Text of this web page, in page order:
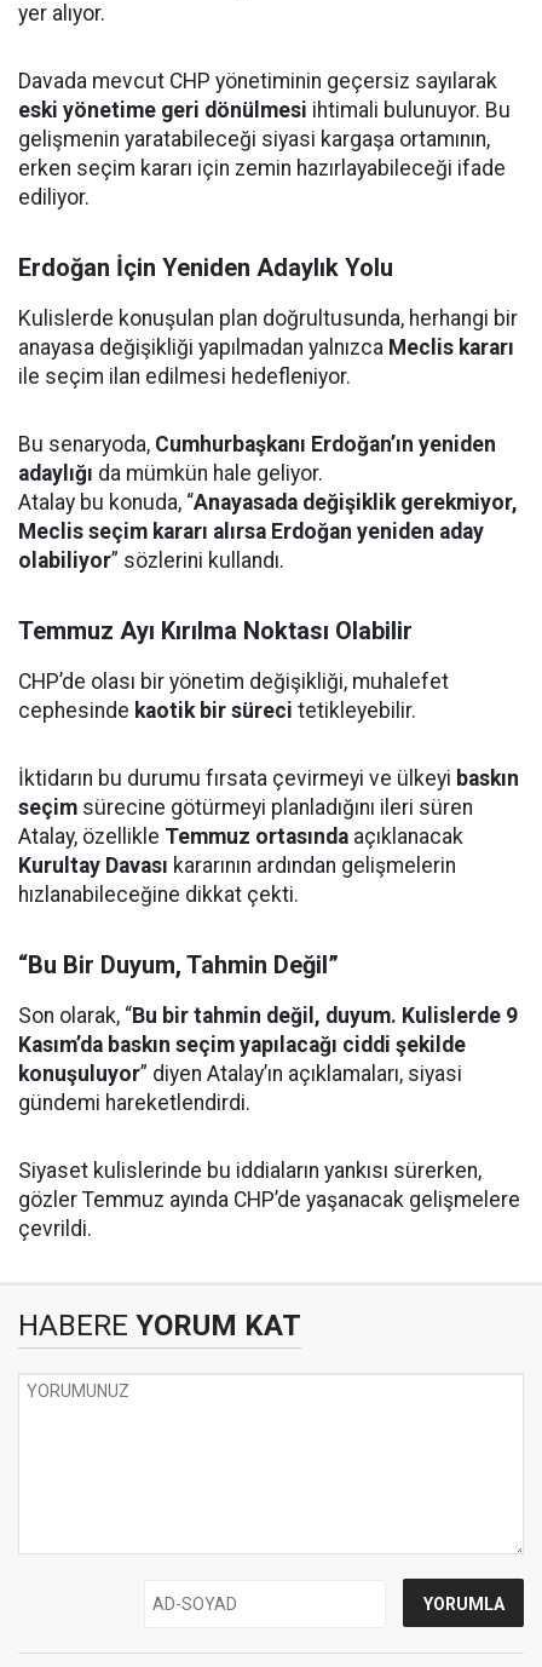
yer alıyor.
Davada mevcut CHP yönetiminin geçersiz sayılarak
eski yönetime geri dönülmesi ihtimali bulunuyor. Bu
gelişmenin yaratabileceği siyasi kargaşa ortamının,
erken seçim kararı için zemin hazırlayabileceği ifade
ediliyor.
Erdoğan İçin Yeniden Adaylık Yolu
Kulislerde konuşulan plan doğrultusunda, herhangi bir
anayasa değişikliği yapılmadan yalnızca Meclis kararı
ile seçim ilan edilmesi hedefleniyor.
Bu senaryoda, Cumhurbaşkanı Erdoğan’ın yeniden
adaylığı da mümkün hale geliyor.
Atalay bu konuda, “Anayasada değişiklik gerekmiyor,
Meclis seçim kararı alırsa Erdoğan yeniden aday
olabiliyor” sözlerini kullandı.
Temmuz Ayı Kırılma Noktası Olabilir
CHP’de olası bir yönetim değişikliği, muhalefet
cephesinde kaotik bir süreci tetikleyebilir.
İktidarın bu durumu fırsata çevirmeyi ve ülkeyi baskın
seçim sürecine götürmeyi planladığını ileri süren
Atalay, özellikle Temmuz ortasında açıklanacak
Kurultay Davası kararının ardından gelişmelerin
hızlanabileceğine dikkat çekti.
“Bu Bir Duyum, Tahmin Değil”
Son olarak, “Bu bir tahmin değil, duyum. Kulislerde 9
Kasım’da baskın seçim yapılacağı ciddi şekilde
konuşuluyor” diyen Atalay’ın açıklamaları, siyasi
gündemi hareketlendirdi.
Siyaset kulislerinde bu iddiaların yankısı sürerken,
gözler Temmuz ayında CHP’de yaşanacak gelişmelere
çevrildi.
HABERE YORUM KAT